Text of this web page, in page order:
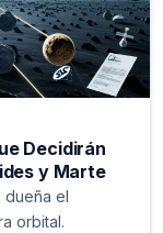
Decidirán
y Marte
dueña el
orbital.